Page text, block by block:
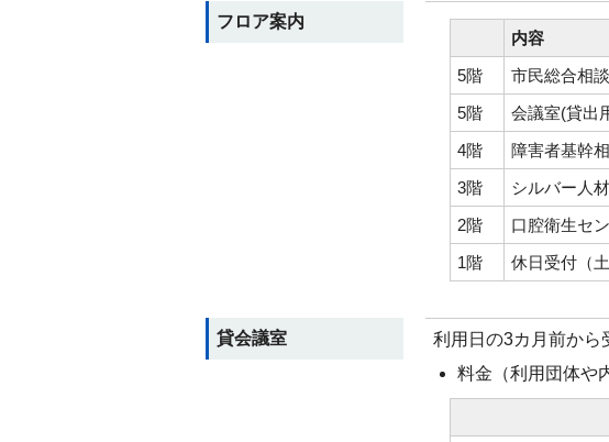
フロア案内
内容
5階
市民総合相
5階
会議室(貸出
4階
障害者基幹
3階
シルバー人
2階
口腔衛生セ
1階
休日受付（
貸会議室
利用日の3カ月前から
料金（利用団体や